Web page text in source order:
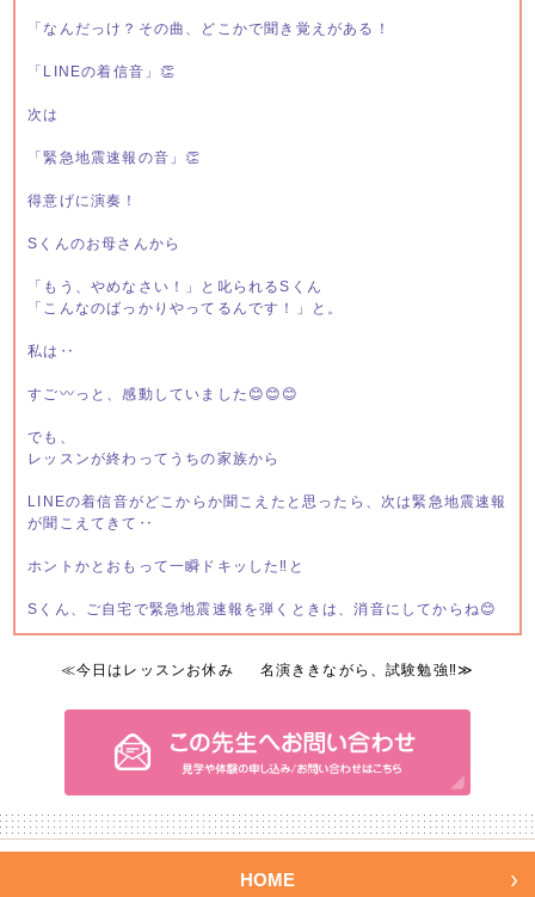
「なんだっけ？その曲、どこかで聞き覚えがある！
「LINEの着信音」👏
次は
「緊急地震速報の音」👏
得意げに演奏！
Sくんのお母さんから
「もう、やめなさい！」と叱られるSくん
「こんなのばっかりやってるんです！」と。
私は‥
すご〰︎っと、感動していました😊😊😊
でも、
レッスンが終わってうちの家族から
LINEの着信音がどこからか聞こえたと思ったら、次は緊急地震速報
が聞こえてきて‥
ホントかとおもって一瞬ドキッした‼️と
Sくん、ご自宅で緊急地震速報を弾くときは、消音にしてからね😊
≪今日はレッスンお休み 名演ききながら、試験勉強‼️≫
HOME